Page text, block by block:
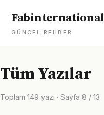
Fabinternational
GÜNCEL REHBER
Tüm Yazılar
Toplam 149 yazı · Sayfa 8 / 13